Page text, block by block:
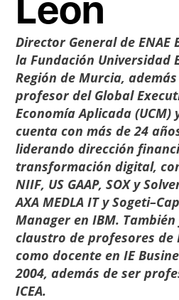
León
Director General deENAE
la Fundación Universidad
Región de Murcia,
profesor del Global
Economía Aplicada (UCM)
cuenta con más de 24
liderando dirección
transformación digital,
NIIF, US GAAP, SOX y
AXA MEDLA IT y
Manager en IBM.
claustro de profesores de
como docente en IE
2004, además de ser
ICEA.